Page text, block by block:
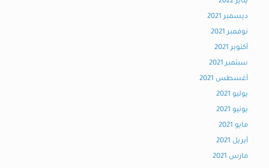
يناير 2022
ديسمبر 2021
نوفمبر 2021
أكتوبر 2021
سبتمبر 2021
أغسطس 2021
يوليو 2021
يونيو 2021
مايو 2021
أبريل 2021
مارس 2021